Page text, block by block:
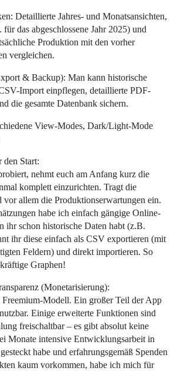
Detaillierte Jahres- und Monatsansichten,
das abgeschlossene Jahr 2025) und
Produktion mit den vorher
vergleichen.
& Backup): Man kann historische
Import einpflegen, detaillierte PDF-
die gesamte Datenbank sichern.
View-Modes, Dark/Light-Mode
Start:
nehmt euch am Anfang kurz die
komplett einzurichten. Tragt die
vor allem die Produktionserwartungen ein.
habe ich einfach gängige Online-
ihr schon historische Daten habt (z.B.
ihr diese einfach als CSV exportieren (mit
Feldern) und direkt importieren. So
Graphen!
(Monetarisierung):
Modell. Ein großer Teil der App
Einige erweiterte Funktionen sind
freischaltbar – es gibt absolut keine
Monate intensive Entwicklungsarbeit in
habe und erfahrungsgemäß Spenden
kaum vorkommen, habe ich mich für